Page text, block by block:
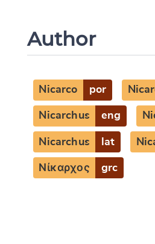
Author
Nicarco por
Nicarchus eng
Nicarchus lat
Νίκαρχος grc